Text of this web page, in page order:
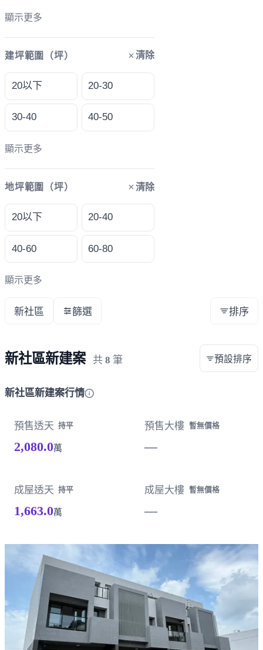
顯示更多
建坪範圍（坪） 清除
20以下 20-30
30-40 40-50
顯示更多
地坪範圍（坪） 清除
20以下 20-40
40-60 60-80
顯示更多
新社區 篩選 排序
新社區新建案 共 8 筆 預設排序
新社區新建案行情
預售透天 持平
2,080.0萬
預售大樓 暫無價格
—
成屋透天 持平
1,663.0萬
成屋大樓 暫無價格
—